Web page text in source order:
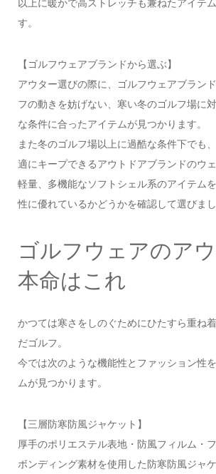
以上に暖かで高ストレッチも兼ねたアイテ
す。
【ゴルフウェアブランドから選ぶ】
アウター選びの際に、ゴルフウェアブラン
フの動きを妨げない、寒い冬のゴルフ場に
な条件に合ったアイテムが見つかります。
また冬のゴルフ場以上に過酷な条件下でも
適にキープできるアウトドアブランドのウェ
軽量、多機能なソフトシェル系のアイテム
性に優れているかどうかを確認して選びまし
ゴルフウェアのア
本命はこれ
かつては寒さをしのぐためにひたすら重ね
だゴルフ。
今では次のような機能性とファッション性
ムが見つかります。
【三層防寒防風ジャケット】
厚手のポリエステル表地・防風フィルム・
ボンディング素材を使用した防寒防風ジャケ